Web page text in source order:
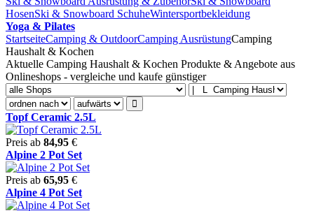
HosenSki & Snowboard SchuheWintersportbekleidung
Yoga & Pilates
StartseiteCamping & OutdoorCamping AusrüstungCamping
Haushalt & Kochen
Aktuelle Camping Haushalt & Kochen Produkte & Angebote aus
Onlineshops - vergleiche und kaufe günstiger
Topf Ceramic 2.5L
Preis ab 84,95 €
Alpine 2 Pot Set
Preis ab 65,95 €
Alpine 4 Pot Set